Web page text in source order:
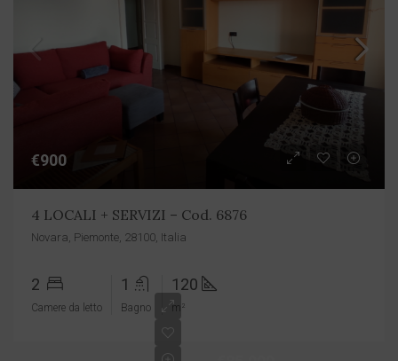
€900
4 LOCALI + SERVIZI – Cod. 6876
Novara, Piemonte, 28100, Italia
2
Camere da letto
1
Bagno
120
m²